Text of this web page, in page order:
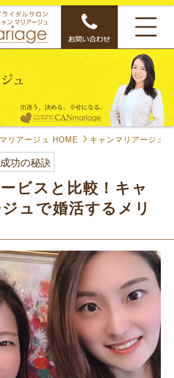
リアージュ HOME キャンマリアージュ
功の秘訣
ビスと比較！キャ
ュで婚活するメリ